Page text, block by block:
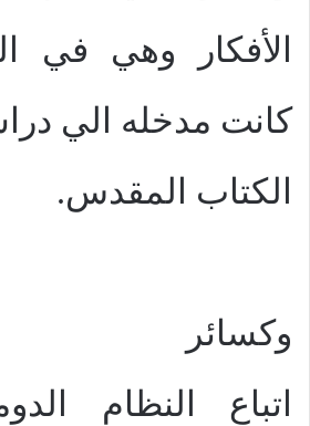
كانت مدخله الي
الكتاب المقدس.
وكسائر
اتباع النظام